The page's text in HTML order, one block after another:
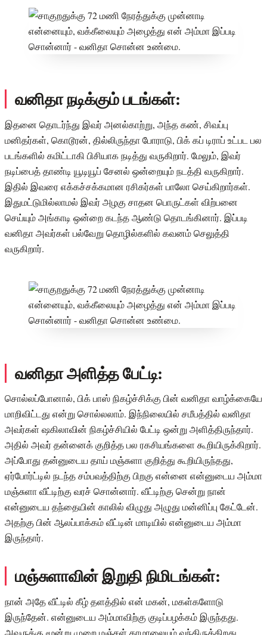
வனிதா நடிக்கும் படங்கள்:
இதனை தொடர்ந்து இவர் அனல்காற்று, அந்த கண், சிவப்பு
மனிதர்கள், கொடூரன், தில்லிருந்தா போராடு, பிக் கப் டிராப் உட்பட பல
படங்களில் கமிட்டாகி பிசியாக நடித்து வருகிறார். மேலும், இவர்
நடிப்பைத் தாண்டி யூடியூப் சேனல் ஒன்றையும் நடத்தி வருகிறார்.
இதில் இவரை எக்கச்சக்கமான ரசிகர்கள் பாலோ செய்கிறார்கள்.
இதுமட்டுமில்லாமல் இவர் அழகு சாதன பொருட்கள் விற்பனை
செய்யும் அங்காடி ஒன்றை கடந்த ஆண்டு தொடங்கினார். இப்படி
வனிதா அவர்கள் பல்வேறு தொழில்களில் கவனம் செலுத்தி
வருகிறார்.
வனிதா அளித்த பேட்டி:
சொல்லப்போனால், பிக் பாஸ் நிகழ்ச்சிக்கு பின் வனிதா வாழ்க்கையே
மாறிவிட்டது என்று சொல்லலாம். இந்நிலையில் சமீபத்தில் வனிதா
அவர்கள் ஷகிலாவின் நிகழ்ச்சியில் பேட்டி ஒன்று அளித்திருந்தார்.
அதில் அவர் தன்னைக் குறித்த பல ரகசியங்களை கூறியிருக்கிறார்.
அப்போது தன்னுடைய தாய் மஞ்சுளா குறித்து கூறியிருந்தது,
ஏர்போர்ட்டில் நடந்த சம்பவத்திற்கு பிறகு என்னை என்னுடைய அம்மா
மஞ்சுளா வீட்டிற்கு வரச் சொன்னார். வீட்டிற்கு சென்று நான்
என்னுடைய தந்தையின் காலில் விழுது அழுது மன்னிப்பு கேட்டேன்.
அதற்கு பின் ஆலப்பாக்கம் வீட்டின் மாடியில் என்னுடைய அம்மா
இருந்தார்.
மஞ்சுளாவின் இறுதி நிமிடங்கள்:
நான் அதே வீட்டில் கீழ் தளத்தில் என் மகன், மகள்களோடு
இருந்தேன். என்னுடைய அம்மாவிற்கு குடிப்பழக்கம் இருந்தது.
அவருக்கு மூன்று முறை மஞ்சள் காமாலையும் வந்திருக்கிறது.